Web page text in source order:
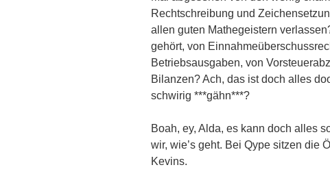
Rechtschreibung und
allen guten Mathegeistern
gehört, von
Betriebsausgaben, von
Bilanzen? Ach, das ist doch alles
schwirig ***gähn***?
Boah, ey, Alda, es kann doch alles
wir, wie’s geht. Bei Qype sitzen die
Kevins.